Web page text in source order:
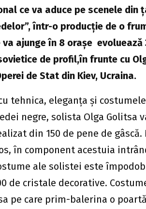
ce va aduce pe scenele din
într-o producţie de o
ajunge în 8 oraşe evoluează
de profil,în frunte cu
de Stat din Kiev, Ucraina.
tehnica, eleganţa şi
negre, solista Olga Golitsa
din 150 de pene de
în component acestuia
ale solistei este
de cristale decorative.
pe care prim-balerina o